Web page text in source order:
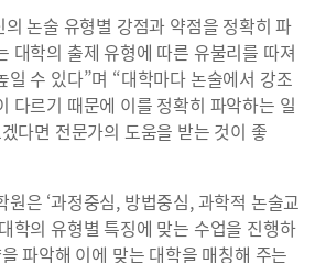
논술 유형별 강점과 약점을 정확히 파
대학의 출제 유형에 따른 유불리를 따져
일 수 있다”며 “대학마다 논술에서 강조
다르기 때문에 이를 정확히 파악하는 일
다면 전문가의 도움을 받는 것이 좋
원은 ‘과정중심, 방법중심, 과학적 논술교
학의 유형별 특징에 맞는 수업을 진행하
파악해 이에 맞는 대학을 매칭해 주는